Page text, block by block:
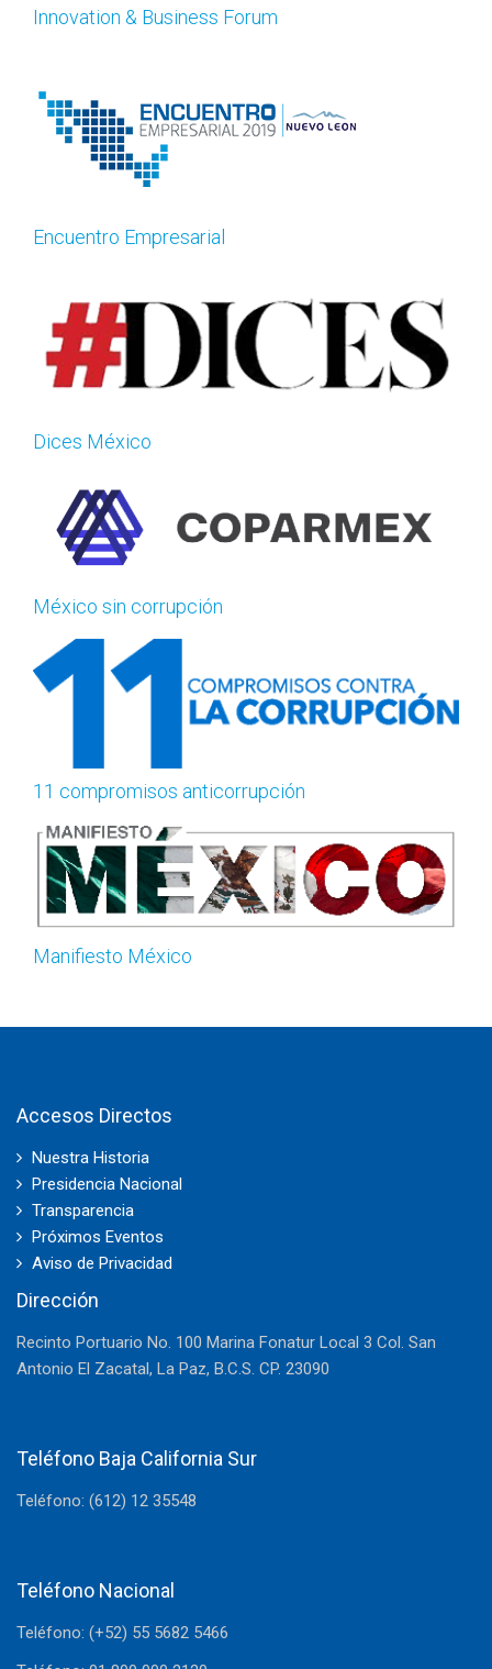
Innovation & Business Forum
Encuentro Empresarial
Dices México
México sin corrupción
11 compromisos anticorrupción
Manifiesto México
Accesos Directos
Nuestra Historia
Presidencia Nacional
Transparencia
Próximos Eventos
Aviso de Privacidad
Dirección
Recinto Portuario No. 100 Marina Fonatur Local 3 Col. San
Antonio El Zacatal, La Paz, B.C.S. CP. 23090
Teléfono Baja California Sur
Teléfono: (612) 12 35548
Teléfono Nacional
Teléfono: (+52) 55 5682 5466